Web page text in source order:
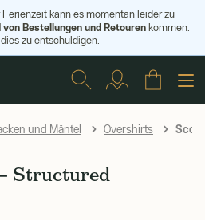
kann es momentan leider zu
Bestellungen und Retourenkommen.
zu entschuldigen.
und Mäntel Overshirts
Structured